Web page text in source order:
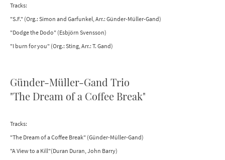
Tracks:
"S.F." (Org.: Simon and Garfunkel, Arr.: Günder-Müller-Gand)
"Dodge the Dodo" (Esbjörn Svensson)
"I burn for you" (Org.: Sting, Arr.: T. Gand)
Günder-Müller-Gand Trio
"The Dream of a Coffee Break"
Tracks:
"The Dream of a Coffee Break" (Günder-Müller-Gand)
"A View to a Kill"(Duran Duran, John Barry)